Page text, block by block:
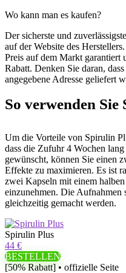
Wo kann man es kaufen?
Der sicherste und
auf der Website des
Preis auf dem Markt garantiert
Rabatt. Denken Sie daran,
angegebene Adresse geliefert
So verwenden
Um die Vorteile von Spirulin
dass die Zufuhr 4 Wochen
gewünscht, können Sie einen
Effekte zu maximieren. Es ist
zwei Kapseln mit einem
einzunehmen. Die Aufnahmen
gleichzeitig gemacht werden.
Spirulin Plus
44 €
BESTELLEN
[50% Rabatt] • offizielle Seite